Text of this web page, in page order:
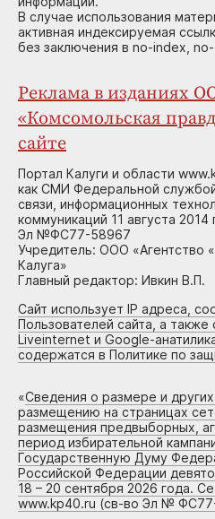
В случае использования
активная индексируемая
без заключения в no-index,
Реклама в изданиях
«Комсомольская
сайте
Портал Калуги и области
как СМИ Федеральной
связи, информационных
коммуникаций 11 августа
Эл №ФС77-58967
Учредитель: ООО «Агентство
Калуга»
Главный редактор: Ивкин В.П.
Сайт использует IP адреса,
Пользователей сайта, а также
Liveinternet и Google-
содержатся в Политике по
«Сведения о размере и
размещению на страницах
размещения предвыборных,
период избирательной
Государственную Думу
Российской Федерации
18 – 20 сентября 2026 года.
www.kp40.ru (св-во Эл №